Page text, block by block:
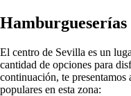
El centro de Sevilla es un
cantidad de opciones para
continuación, te presentamos
populares en esta zona: